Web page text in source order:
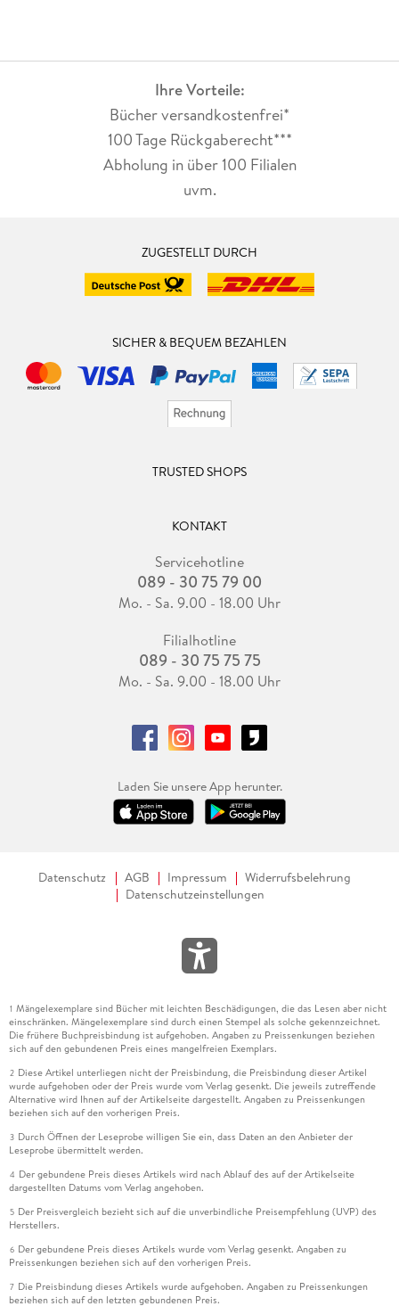
Ihre Vorteile:
Bücher versandkostenfrei*
100 Tage Rückgaberecht***
Abholung in über 100 Filialen
uvm.
ZUGESTELLT DURCH
SICHER & BEQUEM BEZAHLEN
TRUSTED SHOPS
KONTAKT
Servicehotline
089 - 30 75 79 00
Mo. - Sa. 9.00 - 18.00 Uhr
Filialhotline
089 - 30 75 75 75
Mo. - Sa. 9.00 - 18.00 Uhr
Laden Sie unsere App herunter.
Datenschutz AGB Impressum
Widerrufsbelehrung
Datenschutzeinstellungen
1 Mängelexemplare sind Bücher mit leichten Beschädigungen, die das Lesen aber nicht
einschränken. Mängelexemplare sind durch einen Stempel als solche gekennzeichnet.
Die frühere Buchpreisbindung ist aufgehoben. Angaben zu Preissenkungen beziehen
sich auf den gebundenen Preis eines mangelfreien Exemplars.
2 Diese Artikel unterliegen nicht der Preisbindung, die Preisbindung dieser Artikel
wurde aufgehoben oder der Preis wurde vom Verlag gesenkt. Die jeweils zutreffende
Alternative wird Ihnen auf der Artikelseite dargestellt. Angaben zu Preissenkungen
beziehen sich auf den vorherigen Preis.
3 Durch Öffnen der Leseprobe willigen Sie ein, dass Daten an den Anbieter der
Leseprobe übermittelt werden.
4 Der gebundene Preis dieses Artikels wird nach Ablauf des auf der Artikelseite
dargestellten Datums vom Verlag angehoben.
5 Der Preisvergleich bezieht sich auf die unverbindliche Preisempfehlung (UVP) des
Herstellers.
6 Der gebundene Preis dieses Artikels wurde vom Verlag gesenkt. Angaben zu
Preissenkungen beziehen sich auf den vorherigen Preis.
7 Die Preisbindung dieses Artikels wurde aufgehoben. Angaben zu Preissenkungen
beziehen sich auf den letzten gebundenen Preis.